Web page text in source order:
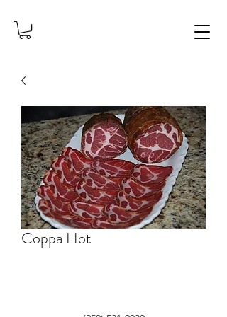
Coppa Hot